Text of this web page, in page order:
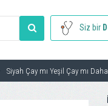
Siz bir
Siyah Çay mı Yeşil Çay mı Daha